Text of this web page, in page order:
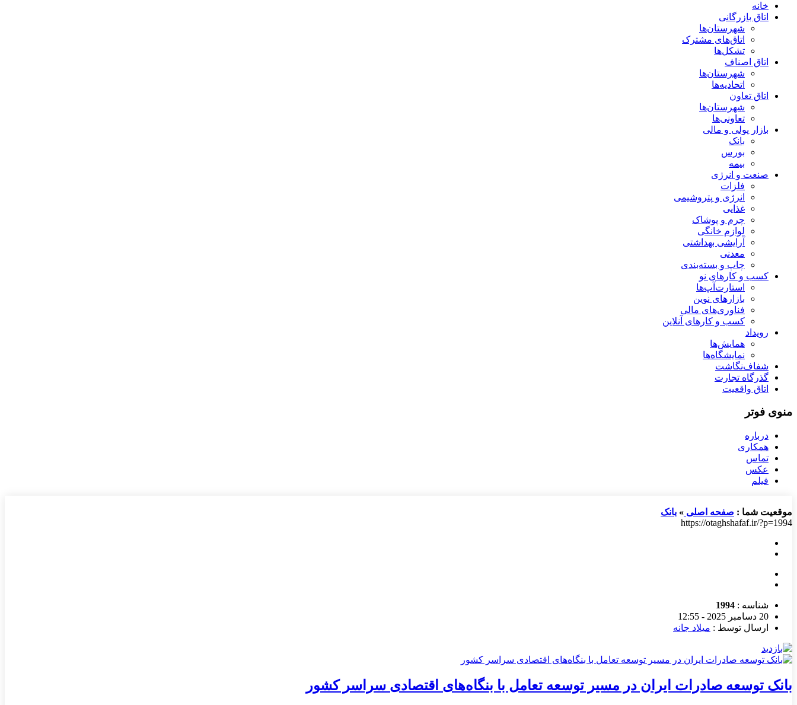
خانه
اتاق بازرگانی
شهرستان‌ها
اتاق‌های مشترک
تشکل‌ها
اتاق اصناف
شهرستان‌ها
اتحادیه‌ها
اتاق تعاون
شهرستان‌ها
تعاونی‌ها
بازار پولی و مالی
بانک
بورس
بیمه
صنعت و انرژی
فلزات
انرژی و پتروشیمی
غذایی
چرم و پوشاک
لوازم خانگی
آرایشی بهداشتی
معدنی
چاپ و بسته‌بندی
کسب و کارهای نو
استارت‌آپ‌ها
بازارهای نوین
فناوری‌های مالی
کسب و کارهای آنلاین
رویداد
همایش‌ها
نمایشگاه‌ها
شفاف‌نگاشت
گذرگاه تجارت
اتاق واقعیت
منوی فوتر
درباره
همکاری
تماس
عکس
فیلم
موقعیت شما : صفحه اصلی » بانک
https://otaghshafaf.ir/?p=1994
شناسه : 1994
20 دسامبر 2025 - 12:55
ارسال توسط : میلاد جانه
بانک توسعه صادرات ایران در مسیر توسعه تعامل با بنگاه‌های اقتصادی سراسر کشور